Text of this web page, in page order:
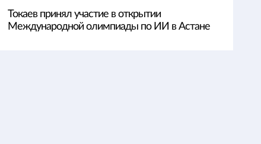
Токаев принял участие в открытии
Международной олимпиады по ИИ в Астане